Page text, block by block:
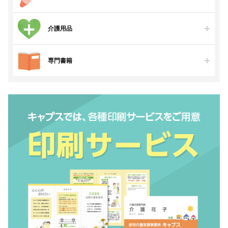
介護用品
専門書籍